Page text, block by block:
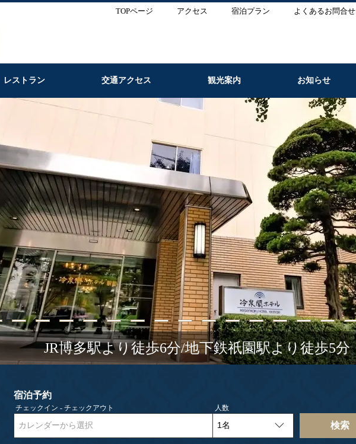
TOPページ アクセス 宿泊プラン よくあるお問合せ
レストラン 交通アクセス 観光案内 お知らせ
JR博多駅より徒歩6分/地下鉄祇園駅より徒歩5分
宿泊予約
チェックイン - チェックアウト
カレンダーから選択
人数
検索